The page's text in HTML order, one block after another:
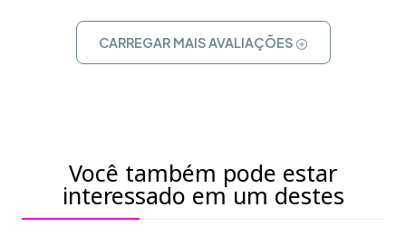
CARREGAR MAIS AVALIAÇÕES
Você também pode estar
interessado em um destes